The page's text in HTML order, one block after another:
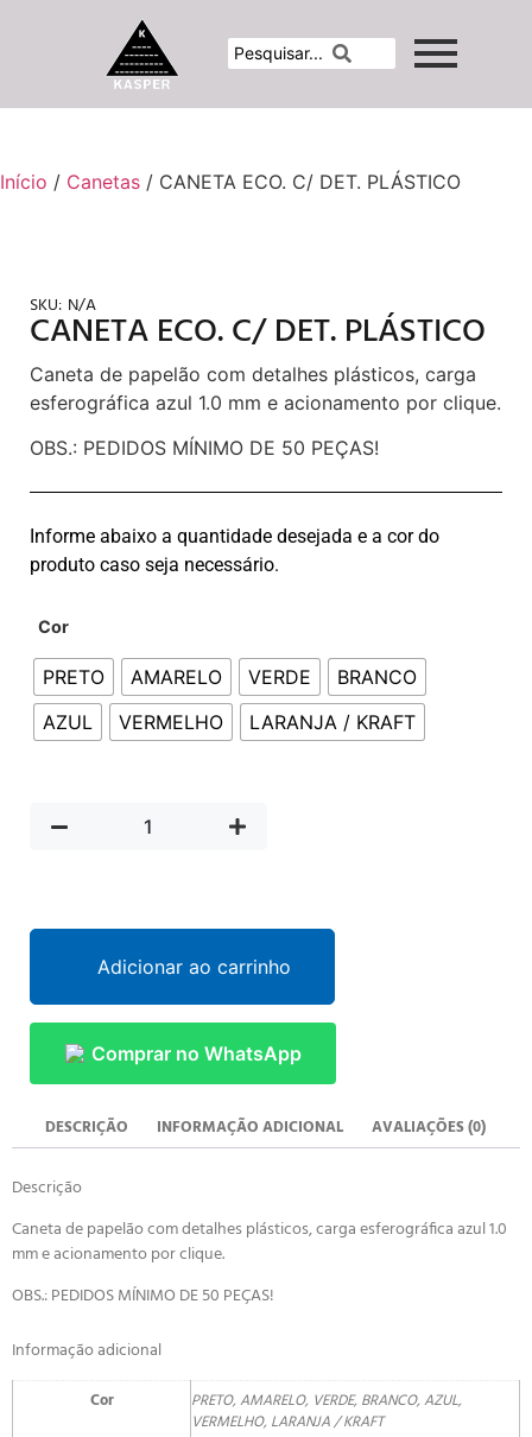
Início / Canetas / CANETA ECO. C/ DET. PLÁSTICO
SKU: N/A
CANETA ECO. C/ DET. PLÁSTICO
Caneta de papelão com detalhes plásticos, carga
esferográfica azul 1.0 mm e acionamento por clique.
OBS.: PEDIDOS MÍNIMO DE 50 PEÇAS!
Informe abaixo a quantidade desejada e a cor do
produto caso seja necessário.
Cor
PRETO AMARELO VERDE
BRANCO
AZUL
VERMELHO LARANJA / KRAFT
Adicionar ao carrinho
Comprar no WhatsApp
DESCRIÇÃO INFORMAÇÃO ADICIONAL AVALIAÇÕES (0)
Descrição
Caneta de papelão com detalhes plásticos, carga esferográfica azul 1.0
mm e acionamento por clique.
OBS.: PEDIDOS MÍNIMO DE 50 PEÇAS!
Informação adicional
Cor
PRETO, AMARELO, VERDE, BRANCO, AZUL,
VERMELHO, LARANJA / KRAFT